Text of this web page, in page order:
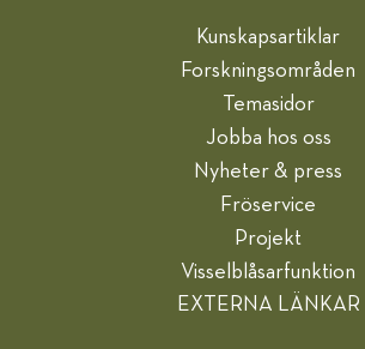
Kunskapsartiklar
Forskningsområden
Temasidor
Jobba hos oss
Nyheter & press
Fröservice
Projekt
Visselblåsarfunktion
EXTERNA LÄNKAR